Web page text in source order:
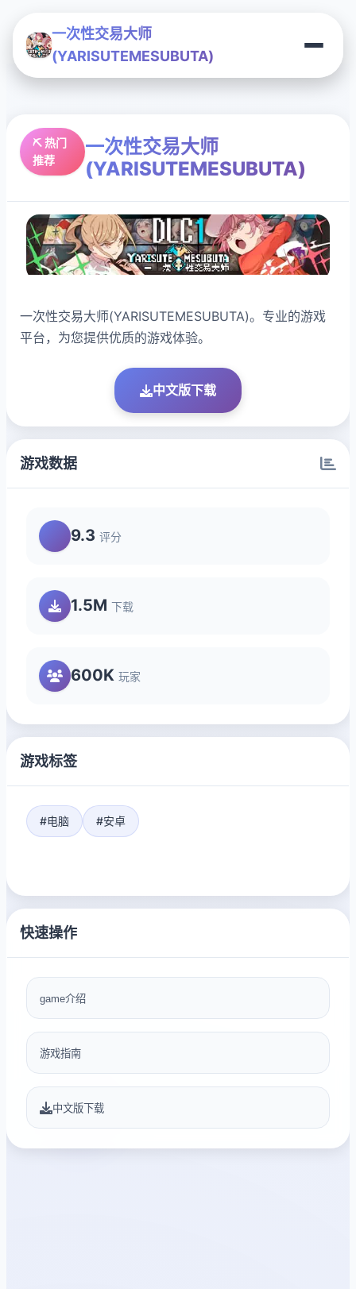
一次性交易大师
(YARISUTEMESUBUTA)
⛏️ 热门
推荐
一次性交易大师
(YARISUTEMESUBUTA)
一次性交易大师(YARISUTEMESUBUTA)。专业的游戏
平台，为您提供优质的游戏体验。
中文版下载
游戏数据
9.3 评分
1.5M 下载
600K 玩家
游戏标签
#电脑 #安卓
快速操作
game介绍
游戏指南
中文版下载